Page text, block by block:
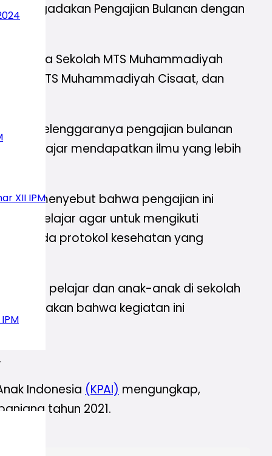
XII IPM
mengadakan Pengajian Bulanan dengan
Sekolah MTS Muhammadiyah
MTS Muhammadiyah Cisaat, dan
terselenggaranya pengajian bulanan
pelajar mendapatkan ilmu yang lebih
ini menyebut bahwa pengajian ini
pelajar agar untuk mengikuti
pada protokol kesehatan yang
setiap pelajar dan anak-anak di sekolah
bahwa kegiatan ini
Indonesia (KPAI) mengungkap,
tahun 2021.